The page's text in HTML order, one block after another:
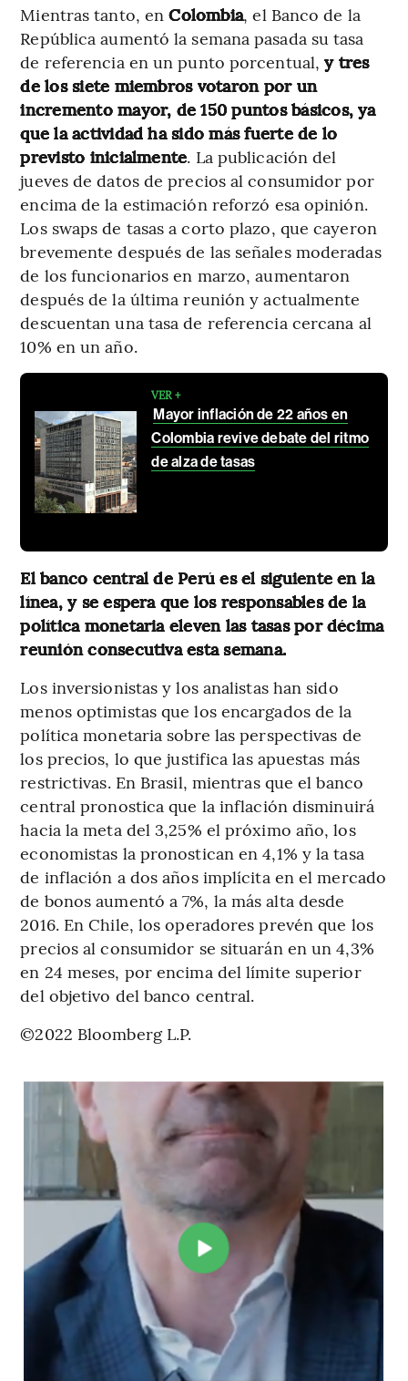
Mientras tanto, enColombia, el Banco de la
República aumentó la semana pasada su tasa
de referencia en un punto porcentual,y tres
de los siete miembros votaron por un
incremento mayor, de 150 puntos básicos, ya
que la actividad ha sido más fuerte de lo
previsto inicialmente. La publicación del
jueves de datos de precios al consumidor por
encima de la estimación reforzó esa opinión.
Los swaps de tasas a corto plazo, que cayeron
brevemente después de las señales moderadas
de los funcionarios en marzo, aumentaron
después de la última reunión y actualmente
descuentan una tasa de referencia cercana al
10% en un año.
VER +
Mayor inflación de 22 años en
Colombia revive debate del ritmo
de alza de tasas
El banco central de Perú es el siguiente en la
línea, y se espera que los responsables de la
política monetaria eleven las tasas por décima
reunión consecutiva esta semana.
Los inversionistas y los analistas han sido
menos optimistas que los encargados de la
política monetaria sobre las perspectivas de
los precios, lo que justifica las apuestas más
restrictivas. En Brasil, mientras que el banco
central pronostica que la inflación disminuirá
hacia la meta del 3,25% el próximo año, los
economistas la pronostican en 4,1% y la tasa
de inflación a dos años implícita en el mercado
de bonos aumentó a 7%, la más alta desde
2016. En Chile, los operadores prevén que los
precios al consumidor se situarán en un 4,3%
en 24 meses, por encima del límite superior
del objetivo del banco central.
©2022 Bloomberg L.P.